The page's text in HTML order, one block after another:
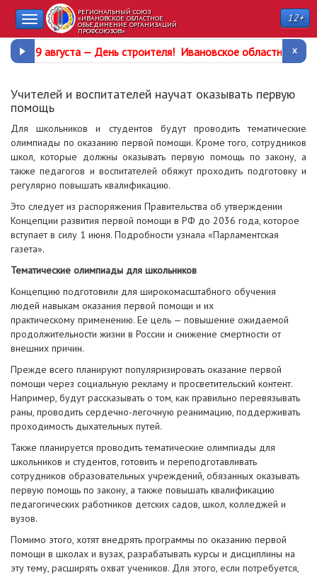
РЕГИОНАЛЬНЫЙ СОЮЗ
«ИВАНОВСКОЕ ОБЛАСТНОЕ
ОБЪЕДИНЕНИЕ ОРГАНИЗАЦИЙ
ПРОФСОЮЗОВ»
12+
Toggle
navigation
9 августа — День строителя! Ивановское областное
Учителей и воспитателей научат оказывать первую
помощь
Для школьников и студентов будут проводить тематические
олимпиады по оказанию первой помощи. Кроме того, сотрудников
школ, которые должны оказывать первую помощь по закону, а
также педагогов и воспитателей обяжут проходить подготовку и
регулярно повышать квалификацию.
Это следует из распоряжения Правительства об утверждении
Концепции развития первой помощи в РФ до 2036 года, которое
вступает в силу 1 июня. Подробности узнала «Парламентская
газета».
Тематические олимпиады для школьников
Концепцию подготовили для широкомасштабного обучения
людей навыкам оказания первой помощи и их
практическому применению. Ее цель — повышение ожидаемой
продолжительности жизни в России и снижение смертности от
внешних причин.
Прежде всего планируют популяризировать оказание первой
помощи через социальную рекламу и просветительский контент.
Например, будут рассказывать о том, как правильно перевязывать
раны, проводить сердечно-легочную реанимацию, поддерживать
проходимость дыхательных путей.
Также планируется проводить тематические олимпиады для
школьников и студентов, готовить и переподготавливать
сотрудников образовательных учреждений, обязанных оказывать
первую помощь по закону, а также повышать квалификацию
педагогических работников детских садов, школ, колледжей и
вузов.
Помимо этого, хотят внедрять программы по оказанию первой
помощи в школах и вузах, разрабатывать курсы и дисциплины на
эту тему, расширять охват учеников. Для этого, если потребуется,